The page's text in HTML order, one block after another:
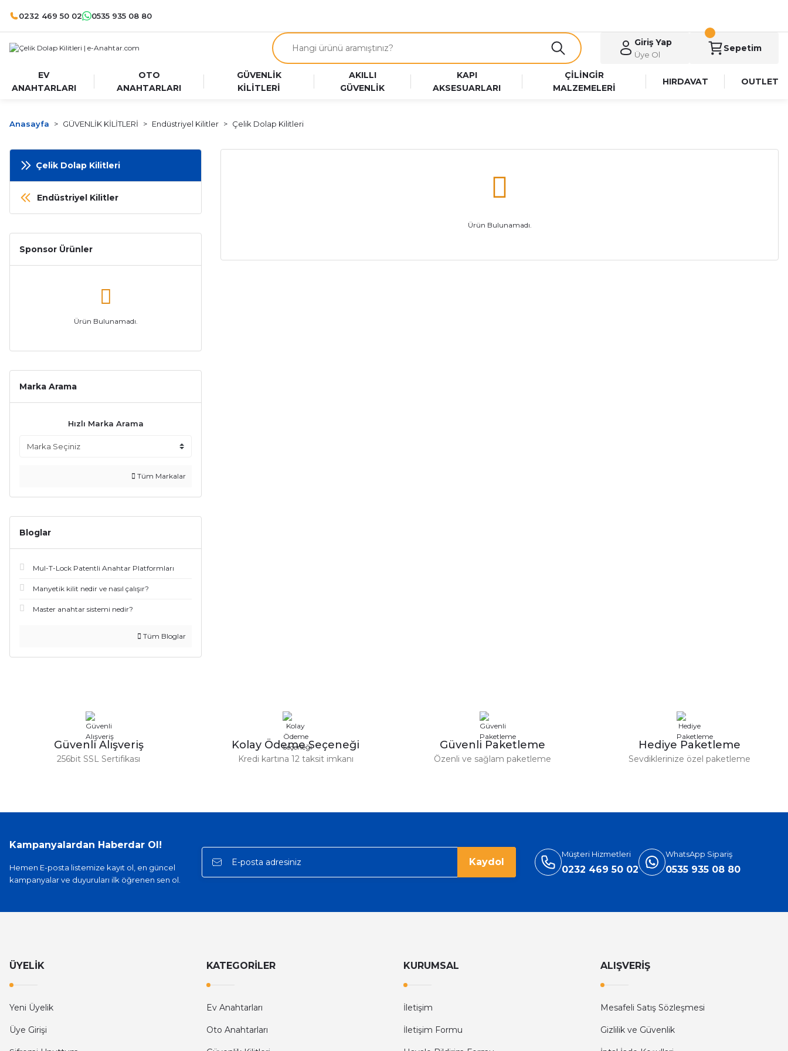
0232 469 50 02 0535 935 08 80
Giriş Yap
Üye Ol
Sepetim
EV
ANAHTARLARI
OTO
ANAHTARLARI
GÜVENLİK
KİLİTLERİ
AKILLI
GÜVENLİK
KAPI
AKSESUARLARI
ÇİLİNGİR
MALZEMELERİ
HIRDAVAT OUTLET
Anasayfa GÜVENLİK KİLİTLERİ Endüstriyel Kilitler Çelik Dolap Kilitleri
Çelik Dolap Kilitleri
Endüstriyel Kilitler
Sponsor Ürünler
Ürün Bulunamadı.
Marka Arama
Hızlı Marka Arama
Tüm Markalar
Bloglar
Mul-T-Lock Patentli Anahtar Platformları
Manyetik kilit nedir ve nasıl çalışır?
Master anahtar sistemi nedir?
Tüm Bloglar
Ürün Bulunamadı.
Güvenli Alışveriş
256bit SSL Sertifikası
Kolay Ödeme Seçeneği
Kredi kartına 12 taksit imkanı
Güvenli Paketleme
Özenli ve sağlam paketleme
Hediye Paketleme
Sevdiklerinize özel paketleme
Kampanyalardan Haberdar Ol!
Hemen E-posta listemize kayıt ol, en güncel
kampanyalar ve duyuruları ilk öğrenen sen ol.
Kaydol
Müşteri Hizmetleri
0232 469 50 02
WhatsApp Sipariş
0535 935 08 80
ÜYELİK
Yeni Üyelik
Üye Girişi
KATEGORİLER
Ev Anahtarları
Oto Anahtarları
KURUMSAL
İletişim
İletişim Formu
ALIŞVERİŞ
Mesafeli Satış Sözleşmesi
Gizlilik ve Güvenlik